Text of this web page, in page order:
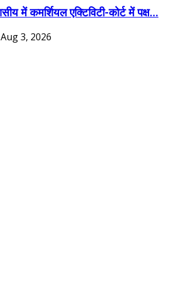
में कमर्शियल एक्टिविटी-कोर्ट में पक्ष...
Aug 3, 2026